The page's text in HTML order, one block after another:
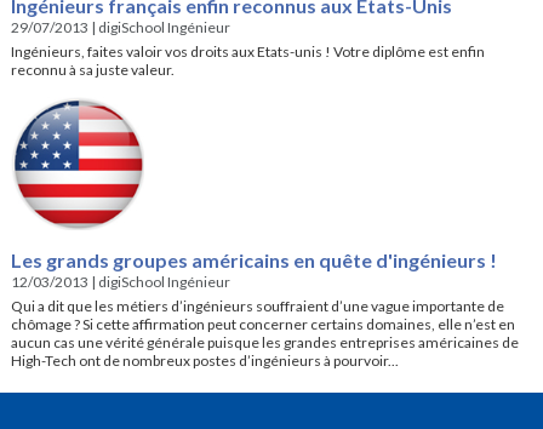
Ingénieurs français enfin reconnus aux Etats-Unis
29/07/2013 | digiSchool Ingénieur
Ingénieurs, faites valoir vos droits aux Etats-unis ! Votre diplôme est enfin
reconnu à sa juste valeur.
Les grands groupes américains en quête d'ingénieurs !
12/03/2013 | digiSchool Ingénieur
Qui a dit que les métiers d’ingénieurs souffraient d’une vague importante de
chômage ? Si cette affirmation peut concerner certains domaines, elle n’est en
aucun cas une vérité générale puisque les grandes entreprises américaines de
High-Tech ont de nombreux postes d’ingénieurs à pourvoir...